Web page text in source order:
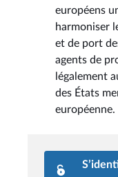
européens
harmoniser
et de port
agents de
légalement
des États
européenne.